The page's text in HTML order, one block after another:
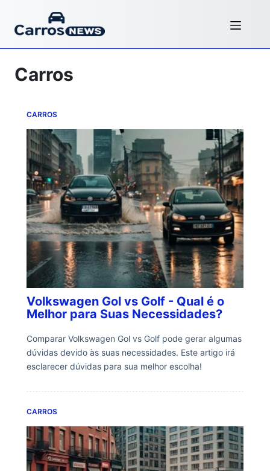
Carros
CARROS
Volkswagen Gol vs Golf - Qual é o
Melhor para Suas Necessidades?
Comparar Volkswagen Gol vs Golf pode gerar algumas
dúvidas devido às suas necessidades. Este artigo irá
esclarecer dúvidas para sua melhor escolha!
CARROS